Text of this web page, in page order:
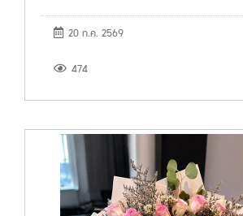
20 ก.ค. 2569
474